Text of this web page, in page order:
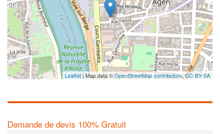
Leaflet | Map data ©OpenStreetMap contributors,CC-BY-SA
Demande de devis 100% Gratuit